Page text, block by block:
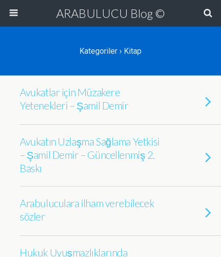
ARABULUCU Blog ©
Kategoriler › Kitap
Avukatlar için Müzakere
Yetenekleri – Şamil Demir
Avukatın Uzlaşma Sağlama Yetkisi
– Şamil Demir – Güncellenmiş 2.
Baskı
Arabuluculara ilham verebilecek
sözler
Hukuk Uyuşmazlıklarında